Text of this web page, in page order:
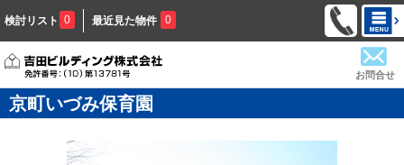
検討リスト 0 最近見た物件 0
お問合せ
京町いづみ保育園